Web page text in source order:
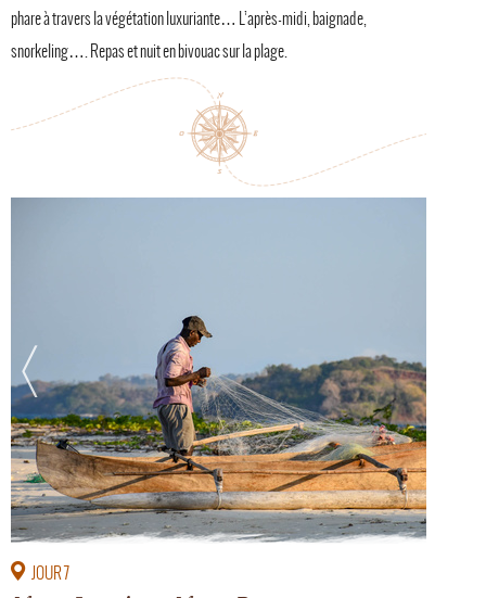
phare à travers la végétation luxuriante… L’après-midi, baignade,
snorkeling…. Repas et nuit en bivouac sur la plage.
JOUR 7